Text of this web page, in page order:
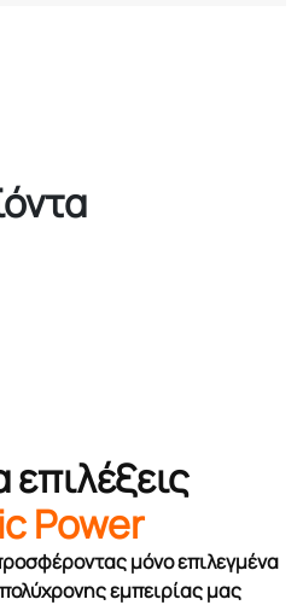
επιλέξεις
Power
μόνο επιλεγμένα
εμπειρίας μας